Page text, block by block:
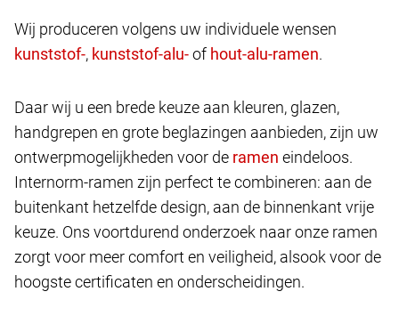
Wij produceren volgens uw individuele wensen
,
of .
Daar wij u een brede keuze aan kleuren, glazen,
handgrepen en grote beglazingen aanbieden, zijn uw
ontwerpmogelijkheden voor de
eindeloos.
Internorm-ramen zijn perfect te combineren: aan de
buitenkant hetzelfde design, aan de binnenkant vrije
keuze. Ons voortdurend onderzoek naar onze ramen
zorgt voor meer comfort en veiligheid, alsook voor de
hoogste certificaten en onderscheidingen.